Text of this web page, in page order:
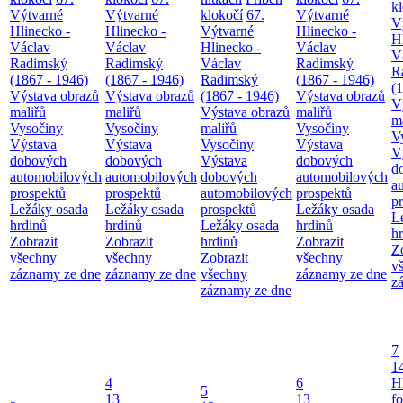
Výtvarné
Hlinecko -
Václav
Radimský
(1867 - 1946)
Výstava obrazů
maliřů
Vysočiny
Výstava
dobových
automobilových
prospektů
Ležáky osada
hrdinů
Zobrazit
všechny
záznamy ze dne
Výtvarné
Hlinecko -
Václav
Radimský
(1867 - 1946)
Výstava obrazů
maliřů
Vysočiny
Výstava
dobových
automobilových
prospektů
Ležáky osada
hrdinů
Zobrazit
všechny
záznamy ze dne
klokočí 67.
Výtvarné
Hlinecko -
Václav
Radimský
(1867 - 1946)
Výstava obrazů
maliřů
Vysočiny
Výstava
dobových
automobilových
prospektů
Ležáky osada
hrdinů
Zobrazit
všechny
záznamy ze dne
Výtvarné
Hlinecko -
Václav
Radimský
(1867 - 1946)
Výstava obrazů
maliřů
Vysočiny
Výstava
dobových
automobilových
prospektů
Ležáky osada
hrdinů
Zobrazit
všechny
záznamy ze dne
4
13
5
6
13
7